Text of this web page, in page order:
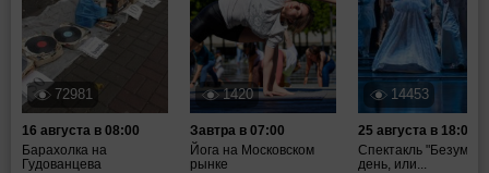
72981
16 августа в 08:00
Барахолка на
Гудованцева
1420
Завтра в 07:00
Йога на Московском
рынке
14453
25 августа в 18:00
Спектакль
день, или...